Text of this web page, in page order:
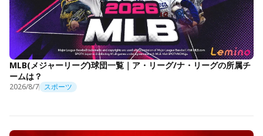
MLB(メジャーリーグ)球団一覧｜ア・リーグ/ナ・リーグの所属チ
ームは？
2026/8/7 スポーツ